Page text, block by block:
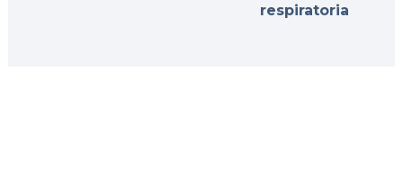
respiratoria